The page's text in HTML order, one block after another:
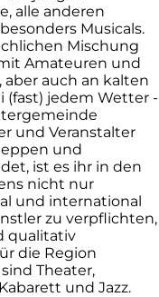
alle anderen
Musicals.
Mischung
Amateuren und
auch an kalten
(fast) jedem Wetter -
und Veranstalter
und
ist es ihr in den
nicht nur
und international
zu verpflichten,
qualitativ
die Region
Theater,
und Jazz.